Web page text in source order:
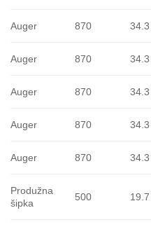
Auger 870 34.3
Auger 870 34.3
Auger 870 34.3
Auger 870 34.3
Auger 870 34.3
Produžna
šipka
500 19.7